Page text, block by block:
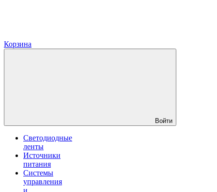
Корзина
Войти
Светодиодные
ленты
Источники
питания
Системы
управления
и